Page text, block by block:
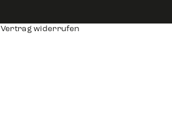
Vertrag widerrufen